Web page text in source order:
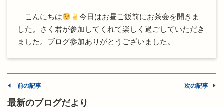
こんにちは
今日はお昼ご飯前にお茶会を開きま
した。さく君が参加してくれて楽しく過ごしていただき
ました。ブログ参加ありがとうございました。
前の記事 次の記事
最新のブログだより